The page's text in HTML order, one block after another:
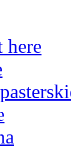
here